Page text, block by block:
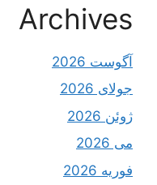
Archives
آگوست 2026
جولای 2026
ژوئن 2026
می 2026
فوریه 2026